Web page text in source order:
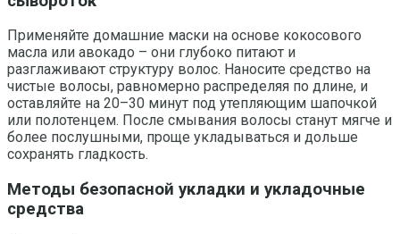
Применяйте домашние маски на основе кокосового
масла или авокадо – они глубоко питают и
разглаживают структуру волос. Наносите средство на
чистые волосы, равномерно распределяя по длине, и
оставляйте на 20–30 минут под утепляющим шапочкой
или полотенцем. После смывания волосы станут мягче и
более послушными, проще укладываться и дольше
сохранять гладкость.
Методы безопасной укладки и укладочные
средства